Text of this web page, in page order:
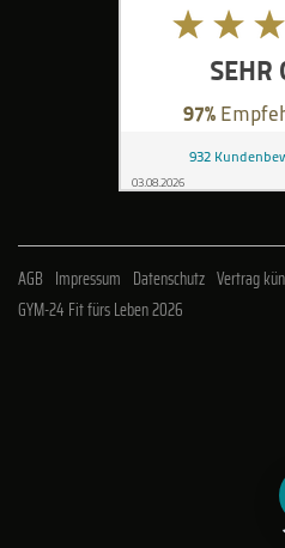
AGB Impressum Datenschutz Vertrag
GYM-24 Fit fürs Leben 2026